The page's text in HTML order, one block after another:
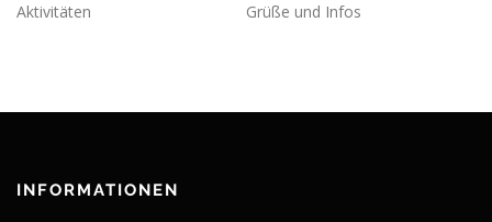
Aktivitäten Grüße und Infos
INFORMATIONEN